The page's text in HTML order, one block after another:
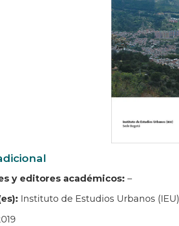
y editores académicos: –
Instituto de Estudios Urbanos (IEU)